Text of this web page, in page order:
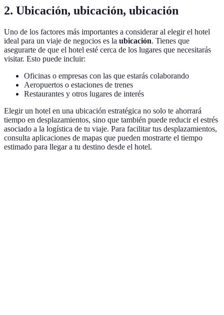
2. Ubicación, ubicación, ubicación
Uno de los factores más importantes a considerar al elegir el hotel
ideal para un viaje de negocios es la ubicación. Tienes que
asegurarte de que el hotel esté cerca de los lugares que necesitarás
visitar. Esto puede incluir:
Oficinas o empresas con las que estarás colaborando
Aeropuertos o estaciones de trenes
Restaurantes y otros lugares de interés
Elegir un hotel en una ubicación estratégica no solo te ahorrará
tiempo en desplazamientos, sino que también puede reducir el estrés
asociado a la logística de tu viaje. Para facilitar tus desplazamientos,
consulta aplicaciones de mapas que pueden mostrarte el tiempo
estimado para llegar a tu destino desde el hotel.